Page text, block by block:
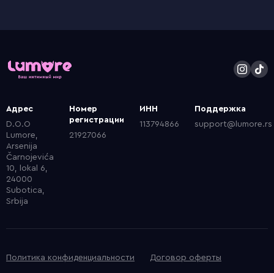
Адрес
D.O.O
Lumore,
Arsenija
Čarnojevića
10, lokal 6,
24000
Subotica,
Srbija
Номер
регистрации
21927066
ИНН
113794866
Поддержка
support@lumore.rs
Политика конфиденциальности Договор оферты